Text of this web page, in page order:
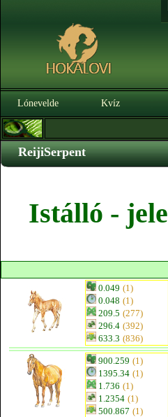
Lónevelde Kvíz
ReijiSerpent
Istálló -
0.049 (1)
0.048 (1)
209.5 (277)
296.4 (392)
633.3 (836)
900.259 (1)
1395.34 (1)
1.736 (1)
1.2354 (1)
500.867 (1)